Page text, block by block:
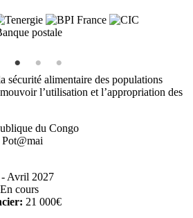
sécurité alimentaire des populations
l’utilisation et l’appropriation des
du Congo
Pot@mai
Avril 2027
En cours
21 000€